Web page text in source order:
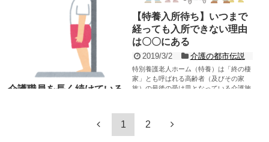
介護職員を長く続けている
介護の都市伝
薄々感じていたことなのですが、今回は
【特養入所待ち】いつまで
経っても入所できない理由
は〇〇にある
2019/3/2 介護の都市伝説
特別養護老人ホーム（特養）は「終の棲
家」とも呼ばれる高齢者（及びその家
族）の最後の受け皿となっている介護施
1 2